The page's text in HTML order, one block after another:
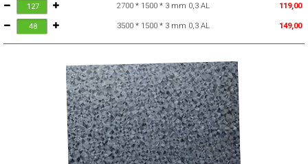
2700 * 1500 * 3 mm 0,3 AL 119,00
3500 * 1500 * 3 mm 0,3 AL 149,00